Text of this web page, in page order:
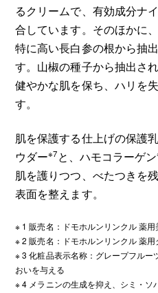
るクリームで、有効成分ナ
合しています。そのほかに
特に高い長白参の根から抽
す。山椒の種子から抽出さ
健やかな肌を保ち、ハリを
す。
肌を保護する仕上げの保護
ウダー※7と、ハモコラーゲン
肌を護りつつ、べたつきを
表面を整えます。
※ 1 販売名：ドモホルンリンクル 薬用
※ 2 販売名：ドモホルンリンクル 薬用
※ 3 化粧品表示名称：グレープフル
おいを与える
※ 4 メラニンの生成を抑え、シミ・ソ